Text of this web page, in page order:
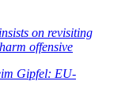
on revisiting
offensive
Gipfel: EU-